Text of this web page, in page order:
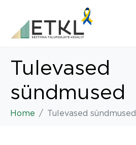
Tulevased
sündmused
Home Tulevased sündmused